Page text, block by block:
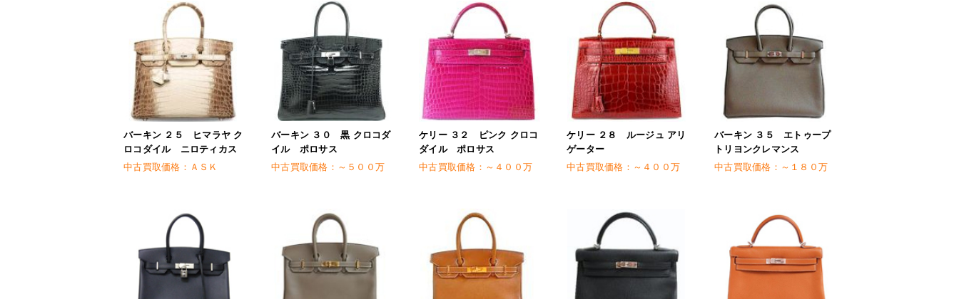
バーキン ２５ ヒマラヤ ク
ロコダイル ニロティカス
中古買取価格： ＡＳＫ
バーキン ３０ 黒 クロコダ
イル ポロサス
中古買取価格： ～５００万
ケリー ３２ ピンク クロコ
ダイル ポロサス
中古買取価格： ～４００万
ケリー ２８ ルージュ アリ
ゲーター
中古買取価格： ～４００万
バーキン ３５ エトゥープ
トリヨンクレマンス
中古買取価格： ～１８０万